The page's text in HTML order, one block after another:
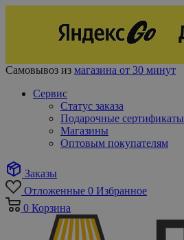
Самовывоз из магазина от 30 минут
Сервис
Статус заказа
Подарочные сертификаты
Магазины
Оптовым покупателям
Заказы
Отложенные 0 Избранное
0 Корзина